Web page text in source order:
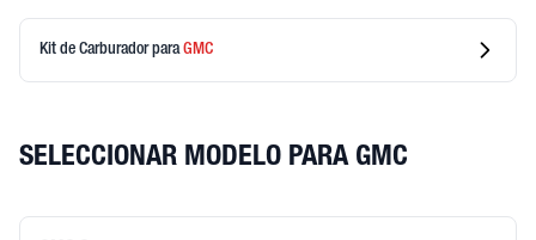
Kit de CarburadorparaGMC
SELECCIONAR MODELO PARA GMC